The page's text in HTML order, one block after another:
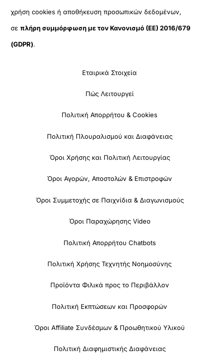
χρήση cookies ή αποθήκευση προσωπικών δεδομένων,
σεπλήρη συμμόρφωση με τον Κανονισμό (ΕΕ) 2016/679
(GDPR).
Εταιρικά Στοιχεία
Πώς Λειτουργεί
Πολιτική Απορρήτου & Cookies
Πολιτική Πλουραλισμού και Διαφάνειας
Όροι Χρήσης και Πολιτική Λειτουργίας
Όροι Αγορών, Αποστολών & Επιστροφών
Όροι Συμμετοχής σε Παιχνίδια & Διαγωνισμούς
Όροι Παραχώρησης Video
Πολιτική Απορρήτου Chatbots
Πολιτική Χρήσης Τεχνητής Νοημοσύνης
Προϊόντα Φιλικά προς το Περιβάλλον
Πολιτική Εκπτώσεων και Προσφορών
Όροι Affiliate Συνδέσμων & Προωθητικού Υλικού
Πολιτική Διαφημιστικής Διαφάνειας